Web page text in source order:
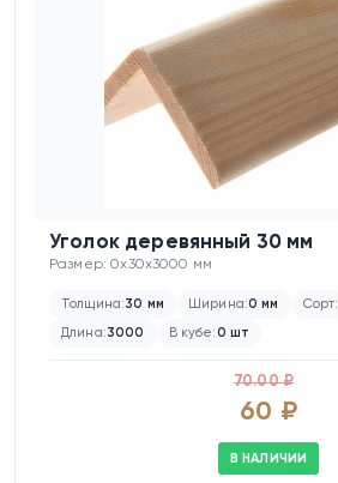
Уголок деревянный 30 мм
Размер: 0x30x3000 мм
Толщина:30 мм Ширина:0 мм Сорт:
Длина:3000 В кубе:0 шт
70.00 ₽
60 ₽
В НАЛИЧИИ